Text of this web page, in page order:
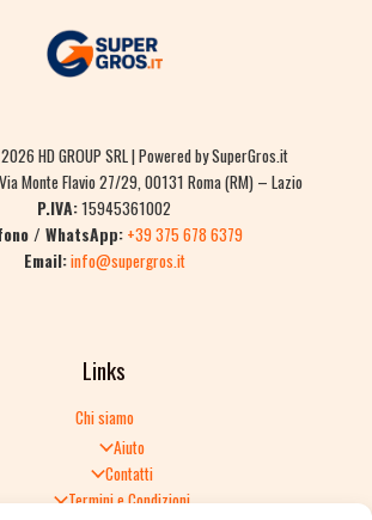
HD GROUP SRL | Powered by SuperGros.it
Via Monte Flavio 27/29, 00131 Roma (RM) – Lazio
P.IVA:15945361002
/ WhatsApp: +39 375 678 6379
Email:info@supergros.it
Links
Chi siamo
Aiuto
Contatti
Termini e Condizioni